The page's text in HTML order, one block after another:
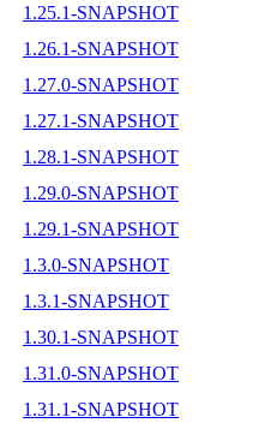
1.25.1-SNAPSHOT
1.26.1-SNAPSHOT
1.27.0-SNAPSHOT
1.27.1-SNAPSHOT
1.28.1-SNAPSHOT
1.29.0-SNAPSHOT
1.29.1-SNAPSHOT
1.3.0-SNAPSHOT
1.3.1-SNAPSHOT
1.30.1-SNAPSHOT
1.31.0-SNAPSHOT
1.31.1-SNAPSHOT